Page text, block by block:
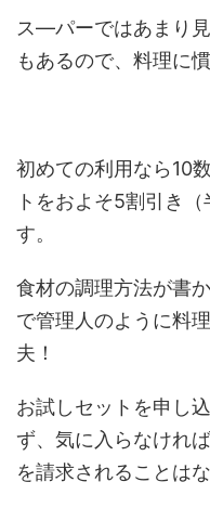
ス―パーではあまり
もあるので、料理に
初めての利用なら10
トをおよそ5割引き
す。
食材の調理方法が書
で管理人のように料
夫！
お試しセットを申し
ず、気に入らなけれ
を請求されることは